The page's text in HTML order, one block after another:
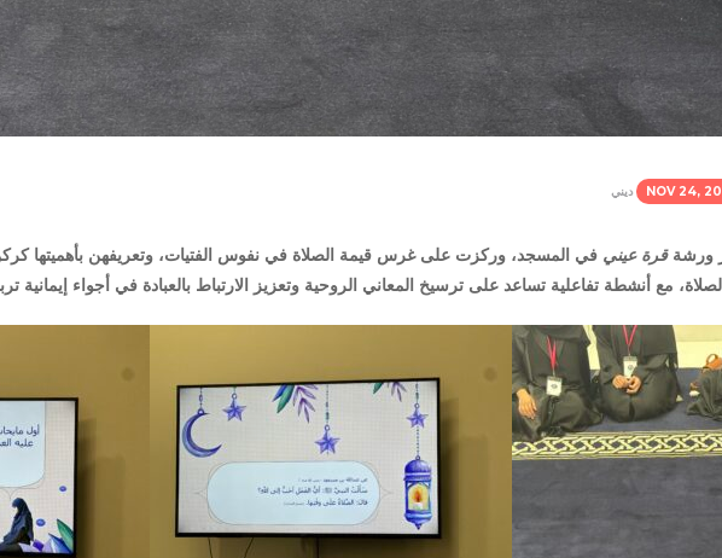
NOV 24, ديني
ورشةقرة عيني في المسجد، وركزت على غرس قيمة الصلاة في نفوس الفتيات، وتعريفهن بأهميتها
مع أنشطة تفاعلية تساعد على ترسيخ المعاني الروحية وتعزيز الارتباط بالعبادة في أجواء إيمانية